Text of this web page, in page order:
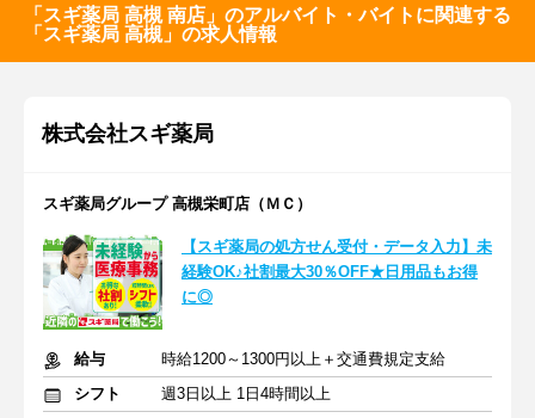
「スギ薬局 高槻 南店」のアルバイト・バイトに関連する
「スギ薬局 高槻」の求人情報
株式会社スギ薬局
スギ薬局グループ 高槻栄町店（ＭＣ）
【スギ薬局の処方せん受付・データ入力】未
経験OK♪社割最大30％OFF★日用品もお得
に◎
給与
時給1200～1300円以上＋交通費規定支給
シフト
週3日以上 1日4時間以上